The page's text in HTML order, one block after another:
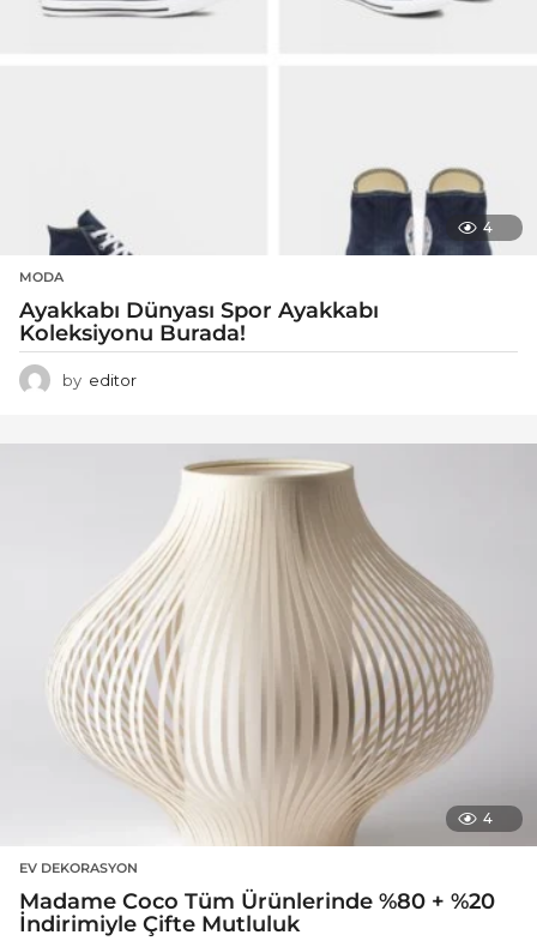
4
MODA
Ayakkabı Dünyası Spor Ayakkabı
Koleksiyonu Burada!
by editor
4
EV DEKORASYON
Madame Coco Tüm Ürünlerinde %80 + %20
İndirimiyle Çifte Mutluluk